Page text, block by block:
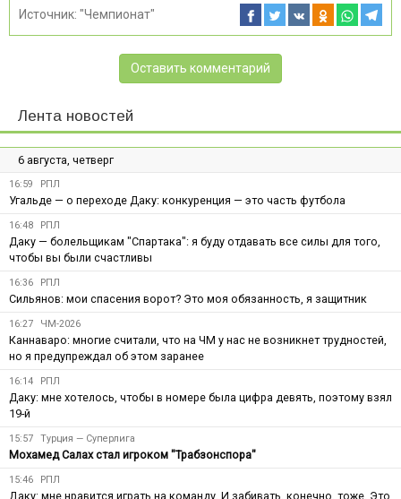
Источник: "Чемпионат"
Оставить комментарий
Лента новостей
6 августа, четверг
16:59 РПЛ
Угальде — о переходе Даку: конкуренция — это часть футбола
16:48 РПЛ
Даку — болельщикам "Спартака": я буду отдавать все силы для того,
чтобы вы были счастливы
16:36 РПЛ
Сильянов: мои спасения ворот? Это моя обязанность, я защитник
16:27 ЧМ-2026
Каннаваро: многие считали, что на ЧМ у нас не возникнет трудностей,
но я предупреждал об этом заранее
16:14 РПЛ
Даку: мне хотелось, чтобы в номере была цифра девять, поэтому взял
19-й
15:57 Турция — Суперлига
Мохамед Салах стал игроком "Трабзонспора"
15:46 РПЛ
Даку: мне нравится играть на команду. И забивать, конечно, тоже. Это